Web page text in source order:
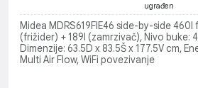
ugrađen
Midea MDRS619FIE46 side-by-side 460l
(frižider) + 189l (zamrzivač), Nivo buke:
Dimenzije: 63.5D x 83.5Š x 177.5V cm,
Multi Air Flow, WiFi povezivanje